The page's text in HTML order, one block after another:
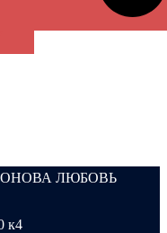
ЛЮБОВЬ
к4